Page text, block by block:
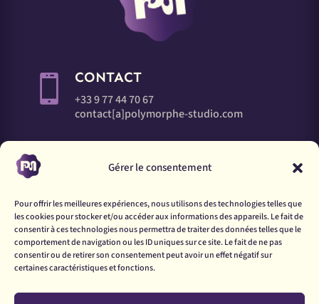
Gérer le consentement
Pour offrir les meilleures expériences, nous utilisons des technologies telles que
les cookies pour stocker et/ou accéder aux informations des appareils. Le fait de
consentir à ces technologies nous permettra de traiter des données telles que le
comportement de navigation ou les ID uniques sur ce site. Le fait de ne pas
consentir ou de retirer son consentement peut avoir un effet négatif sur
certaines caractéristiques et fonctions.
 CONTACT
+33 9 77 44 70 67
contact[a]polymorphe-studio.com

Quartier le diamant
Mentions légales